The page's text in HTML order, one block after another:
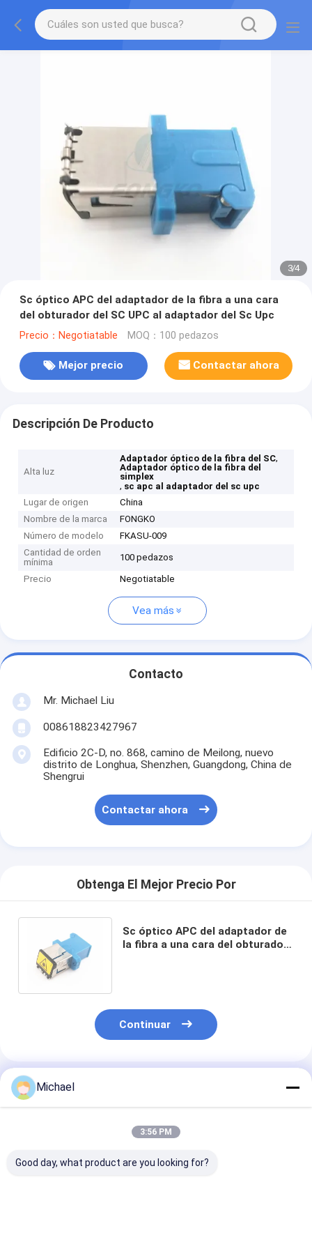
3/4
Sc óptico APC del adaptador de la fibra a una cara
del obturador del SC UPC al adaptador del Sc Upc
Precio：Negotiatable MOQ：100 pedazos
Mejor precio Contactar ahora
Descripción De Producto
Alta luz
Adaptador óptico de la fibra del SC,
Adaptador óptico de la fibra del
simplex
, sc apc al adaptador del sc upc
Lugar de origen
China
Nombre de la marca
FONGKO
Número de modelo
FKASU-009
Cantidad de orden
mínima
100 pedazos
Precio Negotiatable
Vea más
Contacto
Mr. Michael Liu
008618823427967
Edificio 2C-D, no. 868, camino de Meilong, nuevo
distrito de Longhua, Shenzhen, Guangdong, China de
Shengrui
Contactar ahora
Obtenga El Mejor Precio Por
Sc óptico APC del adaptador de
la fibra a una cara del obturador
Continuar
Productos Recomendados
Michael
3:56 PM
Good day, what product are you looking for?